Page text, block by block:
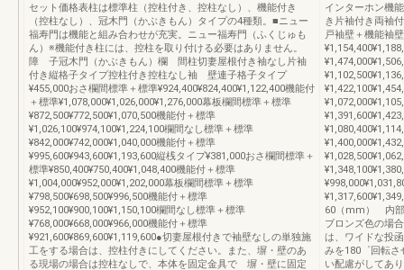
セット価格表柱は標準柱（控柱付き、控柱なし）、機能付き
（控柱なし）、冠木門（かぶきもん）タイプの4種類。■ニュー
福寿門は機能と組み合わせが充実。ニュー福寿門（ふくじゅも
ん）※機能付き柱には、控柱を取り付ける必要はありません。
障 子冠木門（かぶきもん）欄 間柱切妻屋根付き袖なし片袖
付き縦格子タイプ控柱付き控柱なし袖 壁連子格子タイプ
¥455,000おさ欄間標準＋標準¥924,400¥824,400¥1,122,400機能付
＋標準¥1,078,000¥1,026,000¥1,276,000幕板欄間標準＋標準
¥872,500¥772,500¥1,070,500機能付＋標準
¥1,026,100¥974,100¥1,224,100欄間なし標準＋標準
¥842,000¥742,000¥1,040,000機能付＋標準
¥995,600¥943,600¥1,193,600縦桟タイプ¥381,000おさ欄間標準＋
標準¥850,400¥750,400¥1,048,400機能付＋標準
¥1,004,000¥952,000¥1,202,000幕板欄間標準＋標準
¥798,500¥698,500¥996,500機能付＋標準
¥952,100¥900,100¥1,150,100欄間なし標準＋標準
¥768,000¥668,000¥966,000機能付＋標準
¥921,600¥869,600¥1,119,600●切妻屋根付きで袖壁なしの単独施
工をする場合は、控柱付きにしてください。また、塀・壁のあ
る現場の場合は控柱なしで、本体を固定金具で 塀・壁に固定
インターホン機
き片袖付き両袖
戸袖壁＋機能袖
60（mm） 内
ブロンズ色の場
は、ワイドな投
みを180゜回転さ
い配慮がしてあ